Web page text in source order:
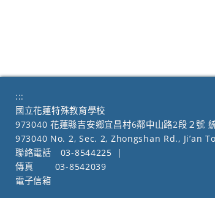
:::
國立花蓮特殊教育學校
973040 花蓮縣吉安鄉宜昌村6鄰中山路2段２號
973040 No. 2, Sec. 2, Zhongshan Rd., Ji’an
聯絡電話
03-8544225
|
傳真
03-8542039
電子信箱